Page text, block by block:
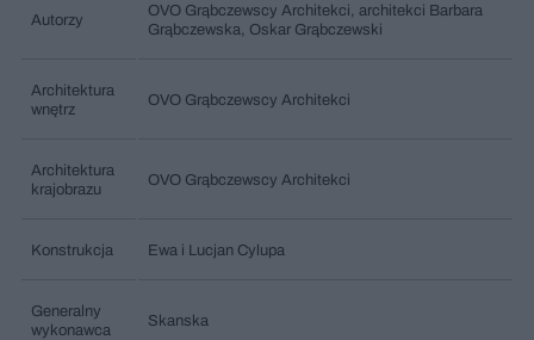
Autorzy
OVO Grąbczewscy Architekci, architekci Barbara
Grąbczewska, Oskar Grąbczewski
Architektura
wnętrz
OVO Grąbczewscy Architekci
Architektura
krajobrazu
OVO Grąbczewscy Architekci
Konstrukcja Ewa i Lucjan Cylupa
Generalny
wykonawca
Skanska